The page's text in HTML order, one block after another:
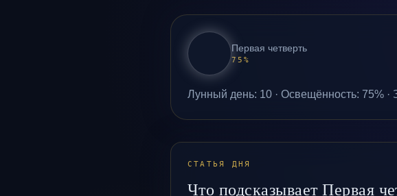
Первая четверть
75%
Лунный день: 10 · Освещённость: 75% ·
СТАТЬЯ ДНЯ
Что подсказывает Первая